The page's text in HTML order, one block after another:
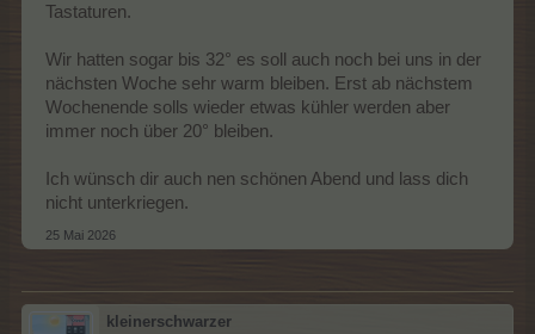
Tastaturen.
Wir hatten sogar bis 32° es soll auch noch bei uns in der
nächsten Woche sehr warm bleiben. Erst ab nächstem
Wochenende solls wieder etwas kühler werden aber
immer noch über 20° bleiben.
Ich wünsch dir auch nen schönen Abend und lass dich
nicht unterkriegen.
25 Mai 2026
kleinerschwarzer